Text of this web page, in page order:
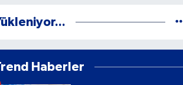
Haberler